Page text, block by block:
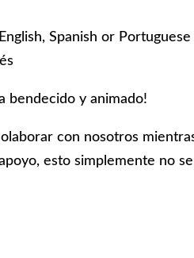
Spanish or
bendecido y animado!
con nosotros
esto simplemente no